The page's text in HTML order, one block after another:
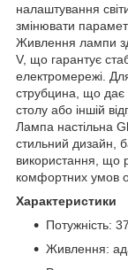
налаштування
змінювати
Живлення лампи
V, що гарантує
електромережі.
струбцина, що дає
столу або іншій
Лампа настільна
стильний дизайн,
використання, що
комфортних умов
Характеристики
Потужність:
Живлення: